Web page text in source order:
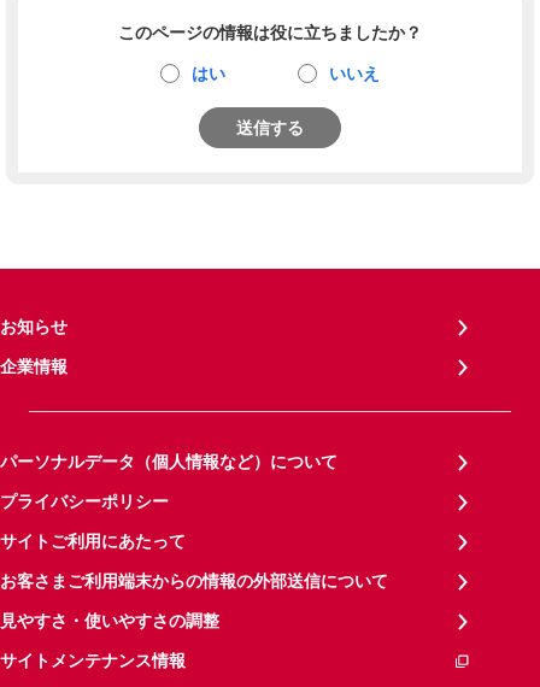
このページの情報は役に立ちましたか？
はい いいえ
送信する
お知らせ
企業情報
パーソナルデータ（個人情報など）について
プライバシーポリシー
サイトご利用にあたって
お客さまご利用端末からの情報の外部送信について
見やすさ・使いやすさの調整
サイトメンテナンス情報